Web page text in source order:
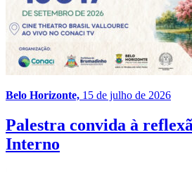
Belo Horizonte, 15 de julho de 2026
Palestra convida à
Interno